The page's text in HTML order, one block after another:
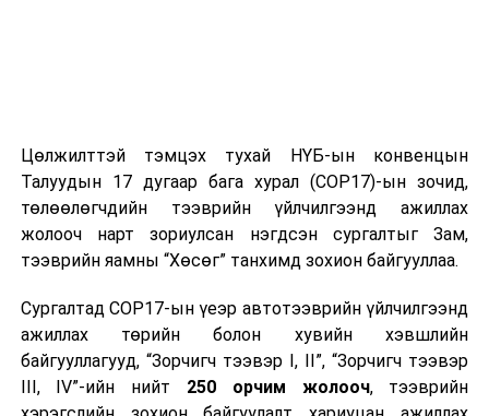
Цөлжилттэй тэмцэх тухай НҮБ-ын конвенцын
Талуудын 17 дугаар бага хурал (COP17)-ын зочид,
төлөөлөгчдийн тээврийн үйлчилгээнд ажиллах
жолооч нарт зориулсан нэгдсэн сургалтыг Зам,
тээврийн яамны “Хөсөг” танхимд зохион байгууллаа.
Сургалтад COP17-ын үеэр автотээврийн үйлчилгээнд
ажиллах төрийн болон хувийн хэвшлийн
байгууллагууд, “Зорчигч тээвэр I, II”, “Зорчигч тээвэр
III, IV”-ийн нийт 250 орчим жолооч, тээврийн